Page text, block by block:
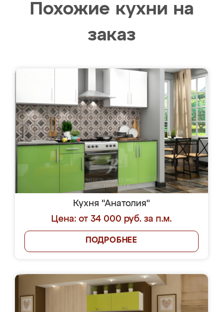
Похожие кухни на
заказ
Кухня "Анатолия"
Цена: от 34 000 руб. за п.м.
ПОДРОБНЕЕ